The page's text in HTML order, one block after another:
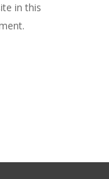
in this